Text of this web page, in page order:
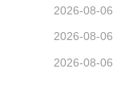
2026-08-06
2026-08-06
2026-08-06